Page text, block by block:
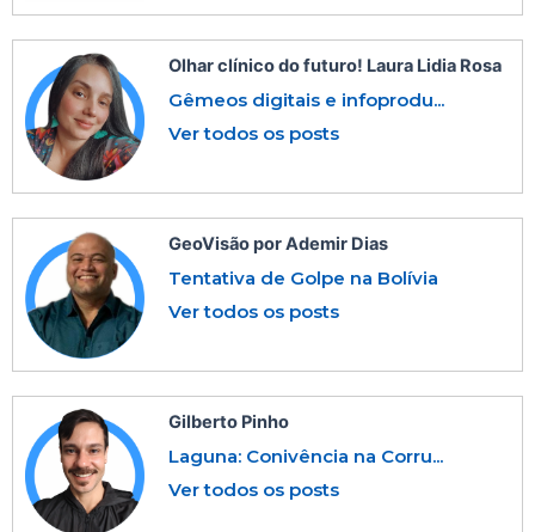
Olhar clínico do futuro! Laura Lidia Rosa
Gêmeos digitais e infoprodu...
Ver todos os posts
GeoVisão por Ademir Dias
Tentativa de Golpe na Bolívia
Ver todos os posts
Gilberto Pinho
Laguna: Conivência na Corru...
Ver todos os posts